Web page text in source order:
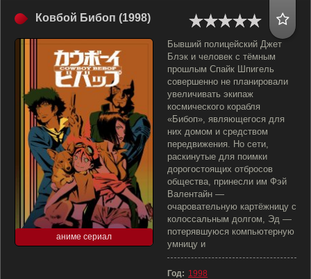
Ковбой Бибоп (1998)
аниме сериал
Бывший полицейский Джет
Блэк и человек с тёмным
прошлым Спайк Шпигель
совершенно не планировали
увеличивать экипаж
космического корабля
«Бибоп», являющегося для
них домом и средством
передвижения. Но сети,
раскинутые для поимки
дорогостоящих отбросов
общества, принесли им Фэй
Валентайн —
очаровательную картёжницу с
колоссальным долгом, Эд —
потерявшуюся компьютерную
умницу и
Год: 1998